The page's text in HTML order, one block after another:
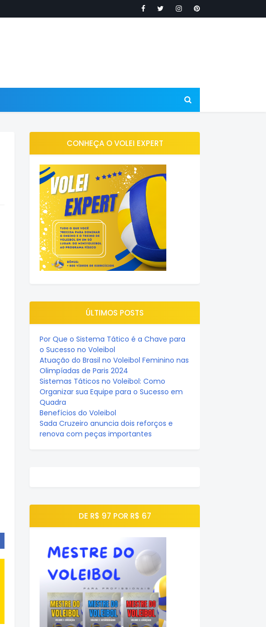
CONHEÇA O VOLEI EXPERT
ÚLTIMOS POSTS
Por Que o Sistema Tático é a Chave para
o Sucesso no Voleibol
Atuação do Brasil no Voleibol Feminino nas
Olimpíadas de Paris 2024
Sistemas Táticos no Voleibol: Como
Organizar sua Equipe para o Sucesso em
Quadra
Benefícios do Voleibol
Sada Cruzeiro anuncia dois reforços e
renova com peças importantes
DE R$ 97 POR R$ 67